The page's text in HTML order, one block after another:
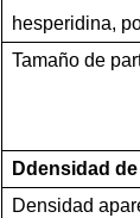
hesperidina,
Tamaño de
Ddensidad
Densidad